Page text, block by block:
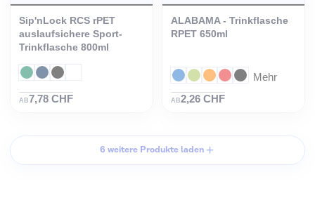
Sip'nLock RCS rPET
auslaufsichere Sport-
Trinkflasche 800ml
AB7,78 CHF
ALABAMA - Trinkflasche
RPET 650ml
AB2,26 CHF
Mehr
6 weitere Produkte laden